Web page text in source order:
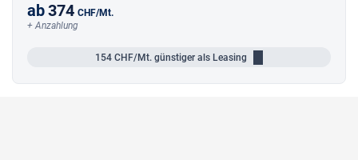
ab374 CHF/Mt.
+ Anzahlung
154 CHF/Mt. günstiger als Leasing